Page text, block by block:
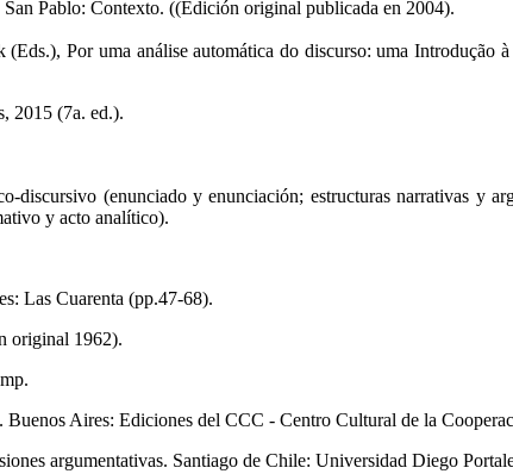
Pablo: Contexto. ((Edición original publicada en 2004).
Por uma análise automática do discurso: uma Introdução
2015 (7a. ed.).
discursivo (enunciado y enunciación; estructuras narrativas y
y acto analítico).
Las Cuarenta (pp.47-68).
original 1962).
Aires: Ediciones del CCC - Centro Cultural de la
argumentativas. Santiago de Chile: Universidad Diego